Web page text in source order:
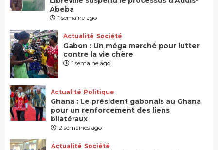
Abeba
1 semaine ago
Actualité Société
Gabon : Un méga marché pour lutter
contre la vie chère
1 semaine ago
Actualité Politique
Ghana : Le président gabonais au Ghana
pour un renforcement des liens
bilatéraux
2 semaines ago
Actualité Société